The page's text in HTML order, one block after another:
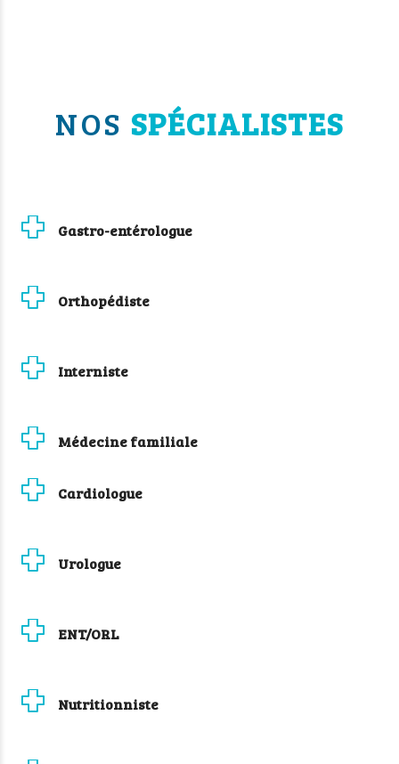
NOS SPÉCIALISTES
Gastro-entérologue
Orthopédiste
Interniste
Médecine familiale
Cardiologue
Urologue
ENT/ORL
Nutritionniste